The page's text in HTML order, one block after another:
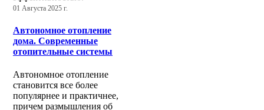
01 Августа 2025 г.
Автономное отопление
дома. Современные
отопительные системы
Автономное отопление
становится все более
популярнее и практичнее,
причем размышления об